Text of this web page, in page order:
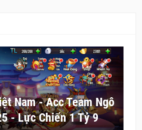
Nam - Acc Team Ngô
- Lực Chiến 1 Tỷ 9